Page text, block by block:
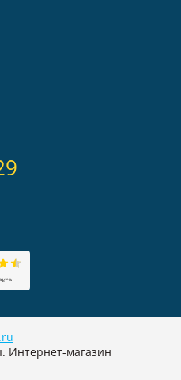
Интернет-магазин